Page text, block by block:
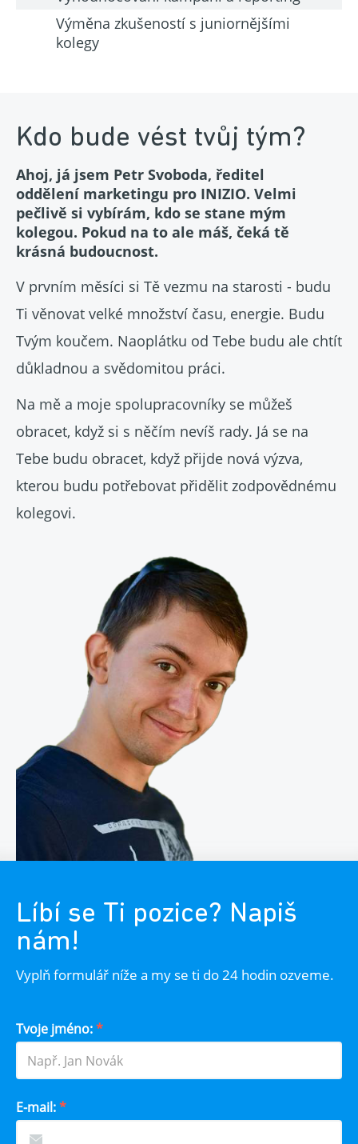
Výměna zkušeností s juniornějšími
kolegy
Kdo bude vést tvůj tým?
Ahoj, já jsem Petr Svoboda, ředitel
oddělení marketingu pro INIZIO. Velmi
pečlivě si vybírám, kdo se stane mým
kolegou. Pokud na to ale máš, čeká tě
krásná budoucnost.
V prvním měsíci si Tě vezmu na starosti - budu
Ti věnovat velké množství času, energie. Budu
Tvým koučem. Naoplátku od Tebe budu ale chtít
důkladnou a svědomitou práci.
Na mě a moje spolupracovníky se můžeš
obracet, když si s něčím nevíš rady. Já se na
Tebe budu obracet, když přijde nová výzva,
kterou budu potřebovat přidělit zodpovědnému
kolegovi.
Líbí se Ti pozice? Napiš
nám!
Vyplň formulář níže a my se ti do 24 hodin ozveme.
Tvoje jméno:*
E-mail:*